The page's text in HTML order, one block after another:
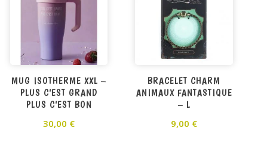
MUG ISOTHERME XXL –
PLUS C’EST GRAND
PLUS C’EST BON
30,00 €
BRACELET CHARM
ANIMAUX FANTASTIQUE
– L
9,00 €